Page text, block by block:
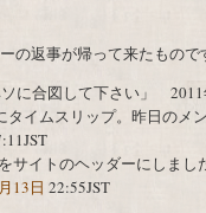
の返事が帰って来たもので
に合図して下さい」 2011
タイムスリップ。昨日のメ
サイトのヘッダーにしまし
13日 22:55JST